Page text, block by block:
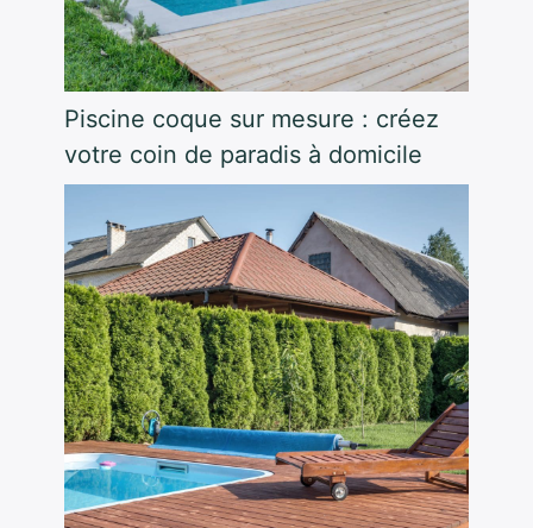
Piscine coque sur mesure : créez
votre coin de paradis à domicile